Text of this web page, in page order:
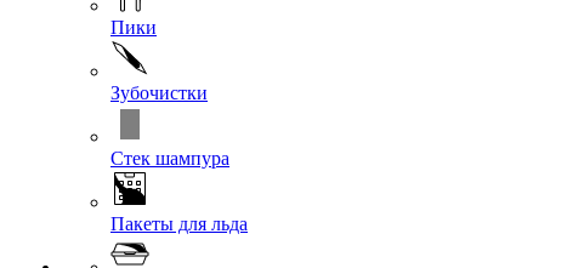
Пики
Зубочистки
Стек шампура
Пакеты для льда